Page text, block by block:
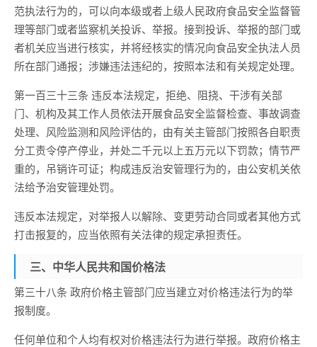
范执法行为的，可以向本级或者上级人民政府食品安全监督管
理等部门或者监察机关投诉、举报。接到投诉、举报的部门或
者机关应当进行核实，并将经核实的情况向食品安全执法人员
所在部门通报；涉嫌违法违纪的，按照本法和有关规定处理。
第一百三十三条 违反本法规定，拒绝、阻挠、干涉有关部
门、机构及其工作人员依法开展食品安全监督检查、事故调查
处理、风险监测和风险评估的，由有关主管部门按照各自职责
分工责令停产停业，并处二千元以上五万元以下罚款；情节严
重的，吊销许可证；构成违反治安管理行为的，由公安机关依
法给予治安管理处罚。
违反本法规定，对举报人以解除、变更劳动合同或者其他方式
打击报复的，应当依照有关法律的规定承担责任。
三、中华人民共和国价格法
第三十八条 政府价格主管部门应当建立对价格违法行为的举
报制度。
任何单位和个人均有权对价格违法行为进行举报。政府价格主